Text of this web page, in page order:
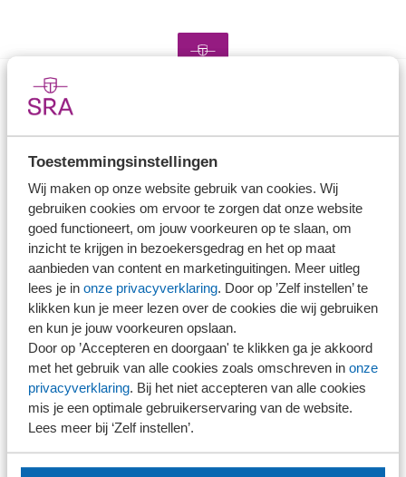
Toestemmingsinstellingen
Wij maken op onze website gebruik van cookies. Wij
gebruiken cookies om ervoor te zorgen dat onze website
goed functioneert, om jouw voorkeuren op te slaan, om
inzicht te krijgen in bezoekersgedrag en het op maat
aanbieden van content en marketinguitingen. Meer uitleg
lees je in onze privacyverklaring. Door op ’Zelf instellen’ te
klikken kun je meer lezen over de cookies die wij gebruiken
en kun je jouw voorkeuren opslaan.
Door op ’Accepteren en doorgaan' te klikken ga je akkoord
met het gebruik van alle cookies zoals omschreven in onze
privacyverklaring. Bij het niet accepteren van alle cookies
mis je een optimale gebruikerservaring van de website.
Lees meer bij ‘Zelf instellen’.
Direct naar
Stel je vaktechnische vraag
Branche in Zicht
Dossiers
Kantoorvinder
Nieuwsbank
Handige links
Veilig bestanden delen
SRA-gecertificeerd
Werken bij SRA